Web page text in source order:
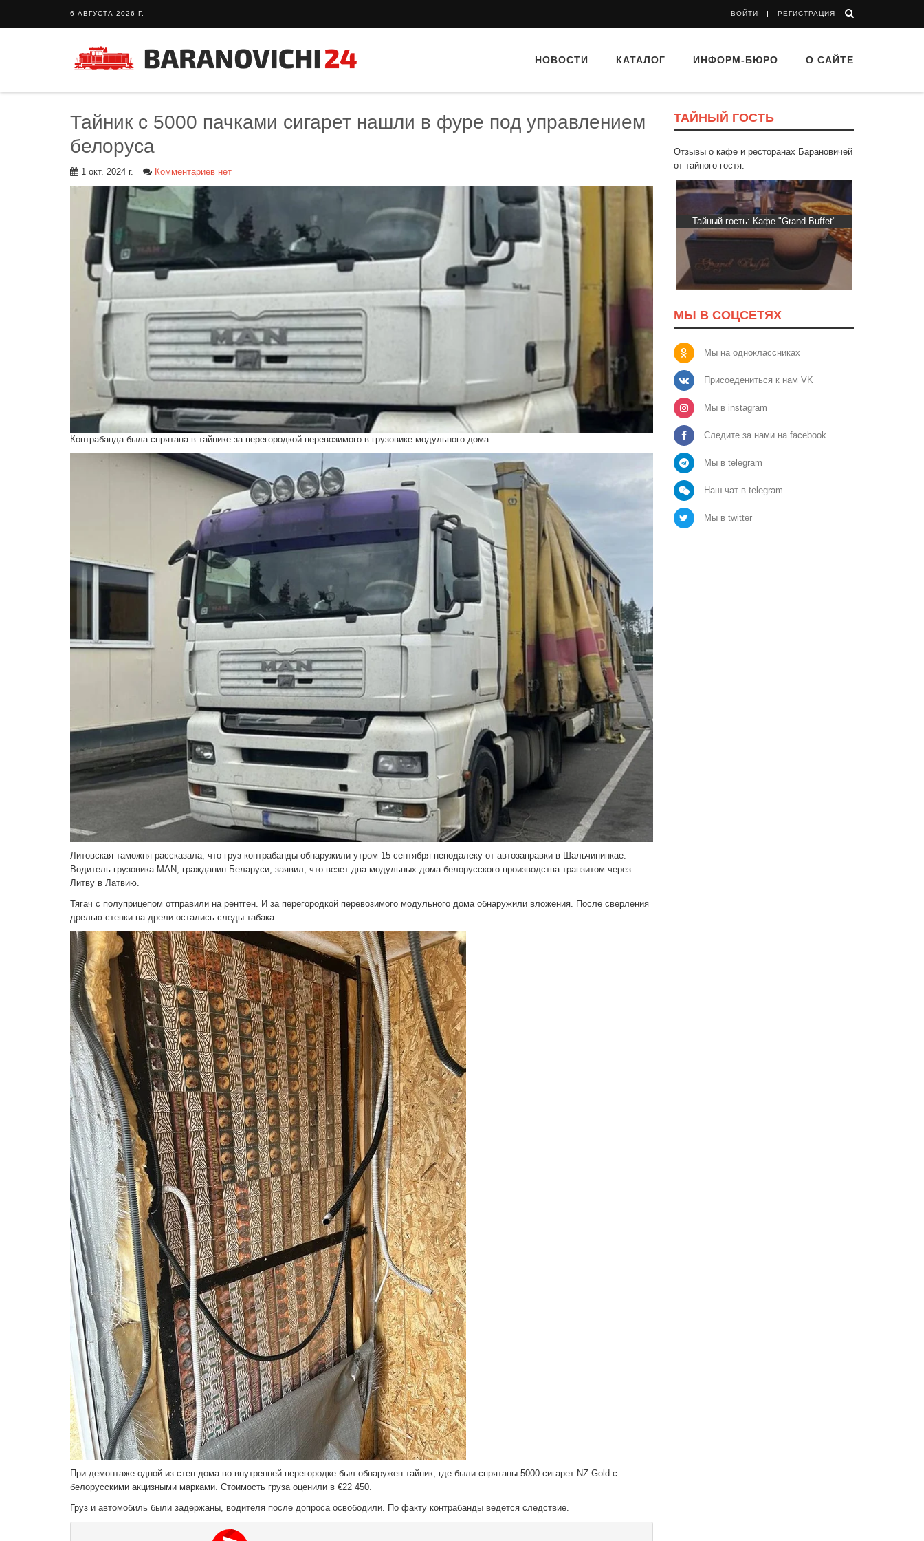
6 АВГУСТА 2026 Г. ВОЙТИ РЕГИСТРАЦИЯ
НОВОСТИ КАТАЛОГ ИНФОРМ-БЮРО О САЙТЕ
Тайник с 5000 пачками сигарет нашли в фуре под управлением
белоруса
1 окт. 2024 г. Комментариев нет
Контрабанда была спрятана в тайнике за перегородкой перевозимого в грузовике модульного дома.
Литовская таможня рассказала, что груз контрабанды обнаружили утром 15 сентября неподалеку от автозаправки в Шальчининкае.
Водитель грузовика MAN, гражданин Беларуси, заявил, что везет два модульных дома белорусского производства транзитом через
Литву в Латвию.
Тягач с полуприцепом отправили на рентген. И за перегородкой перевозимого модульного дома обнаружили вложения. После сверления
дрелью стенки на дрели остались следы табака.
При демонтаже одной из стен дома во внутренней перегородке был обнаружен тайник, где были спрятаны 5000 сигарет NZ Gold с
белорусскими акцизными марками. Стоимость груза оценили в €22 450.
Груз и автомобиль были задержаны, водителя после допроса освободили. По факту контрабанды ведется следствие.
ТАЙНЫЙ ГОСТЬ
Отзывы о кафе и ресторанах Барановичей
от тайного гостя.
Тайный гость: Ресторан “Папараць
Кветка”
Тайный гость: Кафе "Grand Buffet"
МЫ В СОЦСЕТЯХ
Мы на одноклассниках
Присоедениться к нам VK
Мы в instagram
Следите за нами на facebook
Мы в telegram
Наш чат в telegram
Мы в twitter